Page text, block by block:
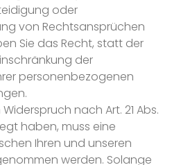
oder
von Rechtsansprüchen
Sie das Recht, statt der
der
personenbezogenen
nach Art. 21 Abs.
haben, muss eine
Ihren und unseren
werden. Solange